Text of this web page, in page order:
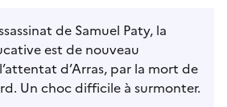
de Samuel Paty, la
est de nouveau
d’Arras, par la mort de
Un choc difficile à surmonter.